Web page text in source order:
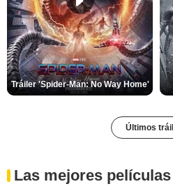
Tráiler 'Spider-Man: No Way Home'
Últimos
Las mejores